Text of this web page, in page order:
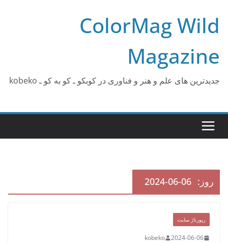
content
ColorMag Wild
Magazine
جدیدترین های علم و هنر و فناوری در کوبکو ـ کو به کو ـ kobeko
روز: 2024-06-06
رپورتاژ سایت
2024-06-06
kobeko